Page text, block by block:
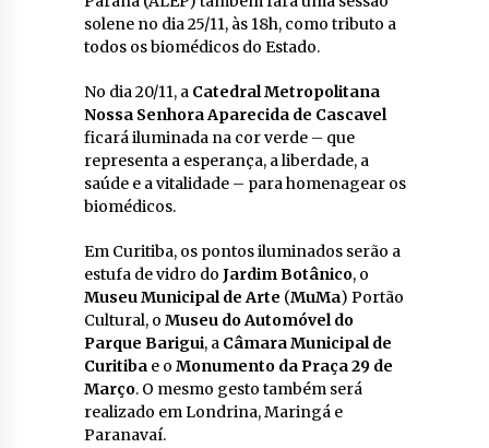
solene no dia 25/11, às 18h, como tributo a
todos os biomédicos do Estado.
No dia 20/11, a Catedral Metropolitana
Nossa Senhora Aparecida de Cascavel
ficará iluminada na cor verde – que
representa a esperança, a liberdade, a
saúde e a vitalidade – para homenagear os
biomédicos.
Em Curitiba, os pontos iluminados serão a
estufa de vidro do Jardim Botânico, o
Museu Municipal de Arte (MuMa) Portão
Cultural, o Museu do Automóvel do
Parque Barigui, a Câmara Municipal de
Curitibae o Monumento da Praça 29 de
Março. O mesmo gesto também será
realizado em Londrina, Maringá e
Paranavaí.